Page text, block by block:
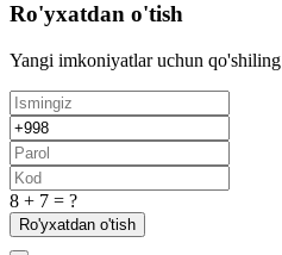
Ro'yxatdan o'tish
Yangi imkoniyatlar uchun qo'shiling
8 + 7 = ?
Ro'yxatdan o'tish